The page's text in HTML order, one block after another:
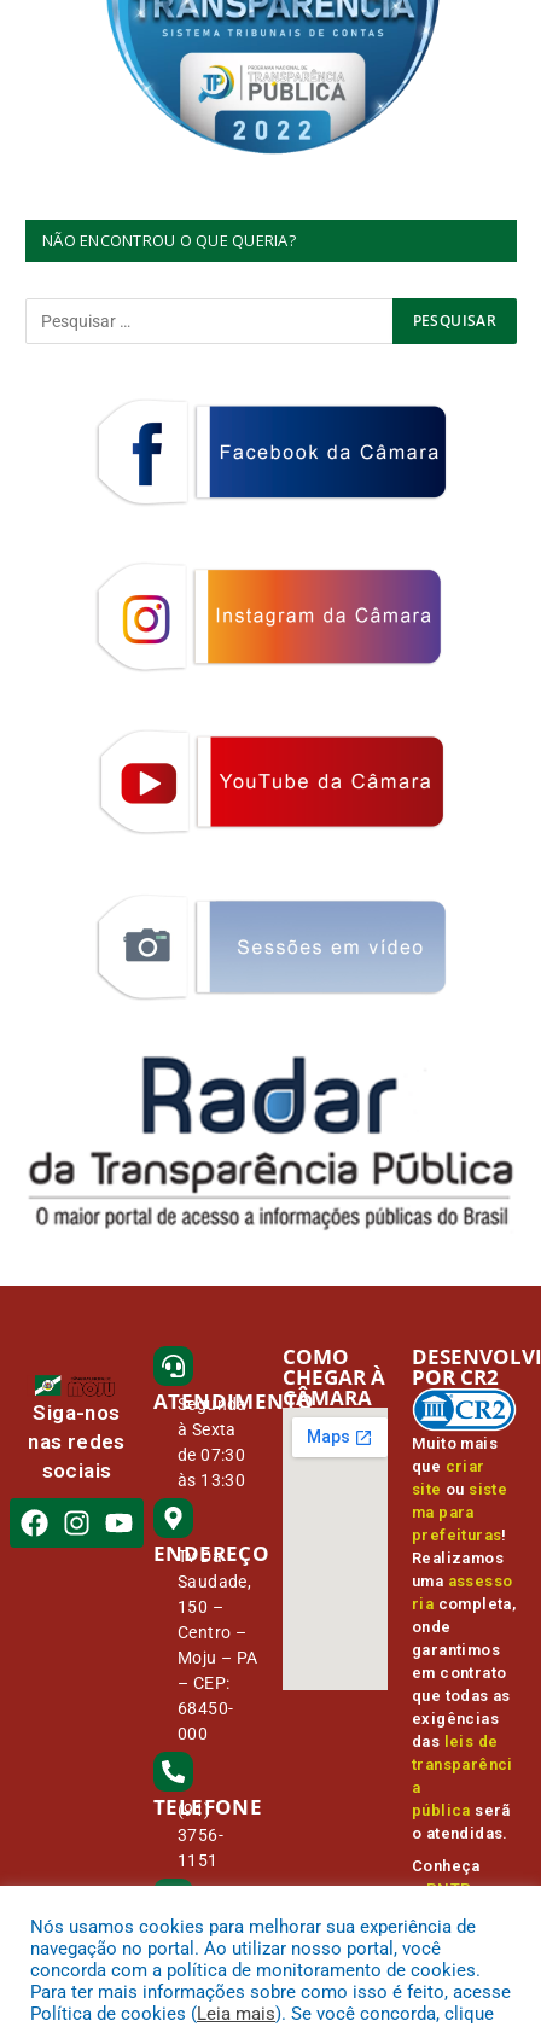
NÃO ENCONTROU O QUE QUERIA?
Siga-nos
nas redes
sociais
ATENDIMENTO
Segunda
à Sexta
de 07:30
às 13:30
ENDEREÇO
Tv Da
Saudade,
150 –
Centro –
Moju – PA
– CEP:
68450-
000
TELEFONE
(91)
3756-
1151
E-MAIL
camara@
cmmoju.p
a.gov.br
COMO
CHEGAR À
CÂMARA
Muito mais
que criar
site ou siste
ma para
prefeituras!
Realizamos
uma assesso
ria completa,
onde
garantimos
em contrato
que todas as
exigências
das leis de
transparênci
a
pública serã
o atendidas.
Conheça
oPNTPe
Transparênc
ia Pública
POR CR2
Nós usamos cookies para melhorar sua experiência de
navegação no portal. Ao utilizar nosso portal, você
concorda com a política de monitoramento de cookies.
Para ter mais informações sobre como isso é feito, acesse
Política de cookies (Leia mais). Se você concorda, clique